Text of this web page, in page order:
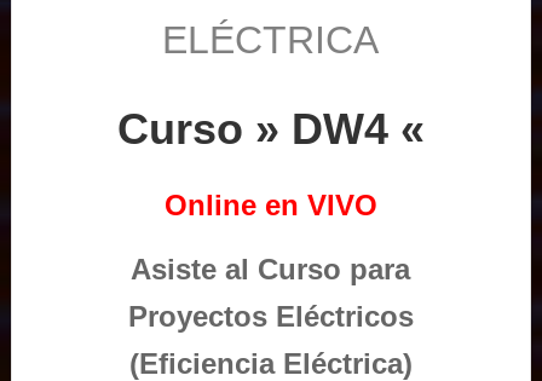
ELÉCTRICA
Curso » DW4 «
Online en VIVO
Asiste al Curso para
Proyectos Eléctricos
(Eficiencia Eléctrica)